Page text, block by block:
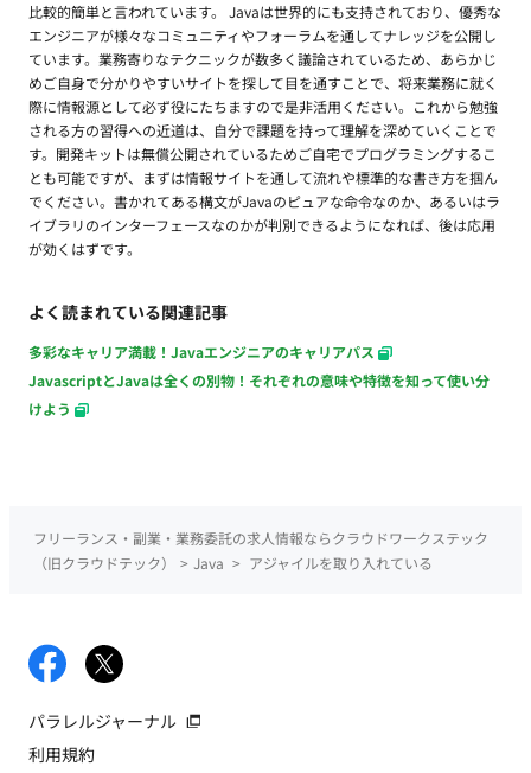
比較的簡単と言われています。 Javaは世界的にも支持されており、優秀な
エンジニアが様々なコミュニティやフォーラムを通してナレッジを公開し
ています。業務寄りなテクニックが数多く議論されているため、あらかじ
めご自身で分かりやすいサイトを探して目を通すことで、将来業務に就く
際に情報源として必ず役にたちますので是非活用ください。これから勉強
される方の習得への近道は、自分で課題を持って理解を深めていくことで
す。開発キットは無償公開されているためご自宅でプログラミングするこ
とも可能ですが、まずは情報サイトを通して流れや標準的な書き方を掴ん
でください。書かれてある構文がJavaのピュアな命令なのか、あるいはラ
イブラリのインターフェースなのかが判別できるようになれば、後は応用
が効くはずです。
よく読まれている関連記事
多彩なキャリア満載！Javaエンジニアのキャリアパス
JavascriptとJavaは全くの別物！それぞれの意味や特徴を知って使い分
けよう
フリーランス・副業・業務委託の求人情報ならクラウドワークステック
（旧クラウドテック）
> Java > アジャイルを取り入れている
パラレルジャーナル
利用規約